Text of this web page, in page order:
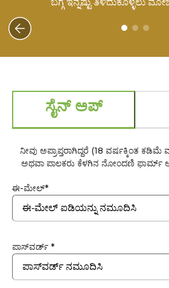
ಸೈನ್ ಅಪ್
ನೀವು ಅಪ್ರಾಪ್ತರಾಗಿದ್ದರೆ (18 ವರ್ಷಕ್ಕಿಂತ
ಅಥವಾ ಪಾಲಕರು ಕೆಳಗಿನ ನೋಂದಣಿ ಫಾರ್ಮ್
ಈ-ಮೇಲ್*
ಪಾಸ್‍ವರ್ಡ್ *